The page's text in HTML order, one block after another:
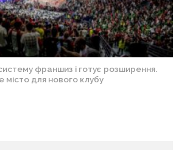
франшиз і готує розширення.
місто для нового клубу